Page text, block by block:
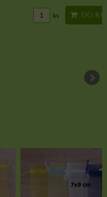
ks DO